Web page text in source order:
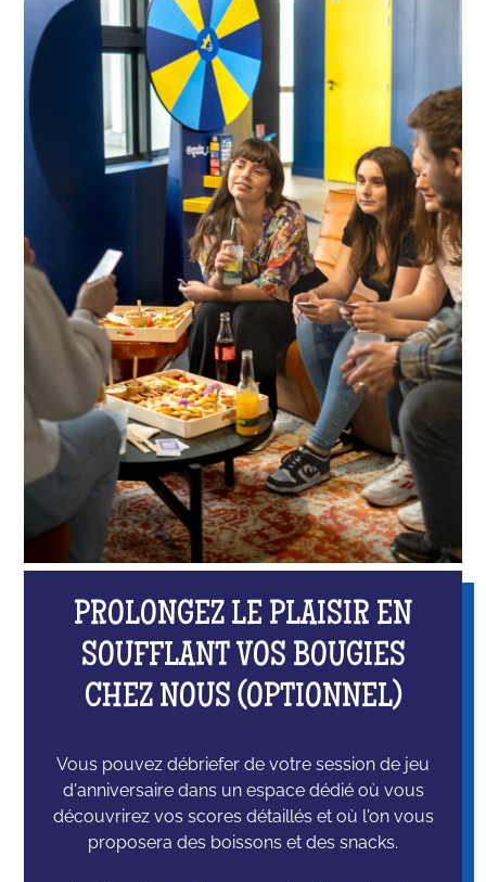
PROLONGEZ LE PLAISIR EN
SOUFFLANT VOS BOUGIES
CHEZ NOUS (OPTIONNEL)
Vous pouvez débriefer de votre session de jeu
d'anniversaire dans un espace dédié où vous
découvrirez vos scores détaillés et où l'on vous
proposera des boissons et des snacks.